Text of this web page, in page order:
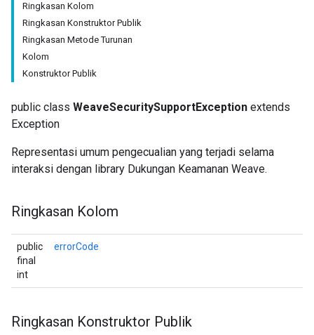
Ringkasan Kolom
Ringkasan Konstruktor Publik
Ringkasan Metode Turunan
Kolom
Konstruktor Publik
public class WeaveSecuritySupportException extends
Exception
Representasi umum pengecualian yang terjadi selama
interaksi dengan library Dukungan Keamanan Weave.
Ringkasan Kolom
public
final
int
errorCode
Ringkasan Konstruktor Publik